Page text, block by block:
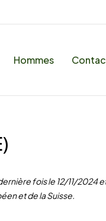
Hommes
fois le 12/11/2024
et de la Suisse.